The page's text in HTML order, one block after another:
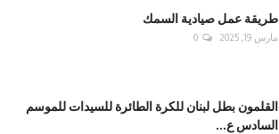
طريقة عمل صيادية السمك
مارس 19, 2025 0
القلمون بطل لبنان للكرة الطائرة للسيدات للموسم
السادس ع...